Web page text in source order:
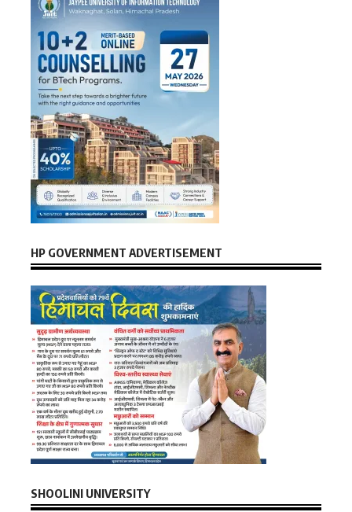
HP GOVERNMENT ADVERTISEMENT
SHOOLINI UNIVERSITY